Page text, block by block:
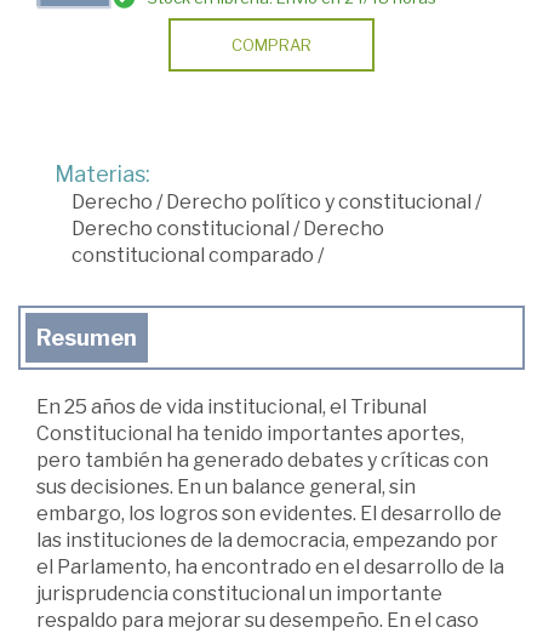
COMPRAR
Materias:
Derecho /Derecho político y constitucional /
Derecho constitucional /Derecho
constitucional comparado /
Resumen
En 25 años de vida institucional, el Tribunal
Constitucional ha tenido importantes aportes,
pero también ha generado debates y críticas con
sus decisiones. En un balance general, sin
embargo, los logros son evidentes. El desarrollo de
las instituciones de la democracia, empezando por
el Parlamento, ha encontrado en el desarrollo de la
jurisprudencia constitucional un importante
respaldo para mejorar su desempeño. En el caso